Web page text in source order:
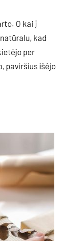
O kai į
kad
per
paviršius išėjo